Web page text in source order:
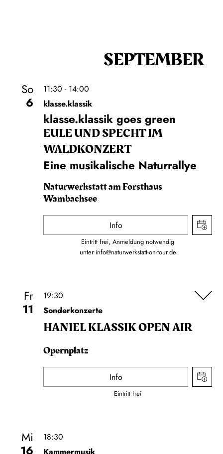
SEPTEMBER
So
6
11:30 - 14:00
klasse.klassik
klasse.klassik goes green
EULE UND SPECHT IM
WALDKONZERT
Eine musikalische Naturrallye
Naturwerkstatt am Forsthaus
Wambachsee
Info
Eintritt frei, Anmeldung notwendig
unter info@naturwerkstatt-on-tour.de
Fr
11
19:30
Sonderkonzerte
HANIEL KLASSIK OPEN AIR
Opernplatz
Info
Eintritt frei
Mi
16
18:30
Kammermusik